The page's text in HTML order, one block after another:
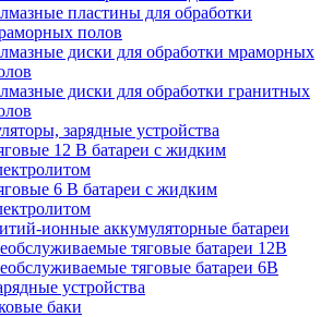
пластины для обработки
полов
диски для обработки мраморных
диски для обработки гранитных
зарядные устройства
12 В батареи с жидким
6 В батареи с жидким
ионные аккумуляторные батареи
тяговые батареи 12В
тяговые батареи 6В
устройства
баки